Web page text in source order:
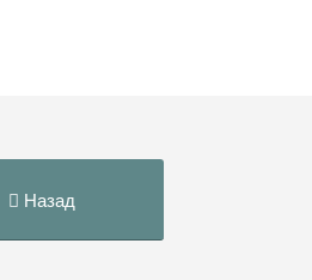
Назад